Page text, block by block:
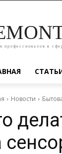
профессионалов в
Новости